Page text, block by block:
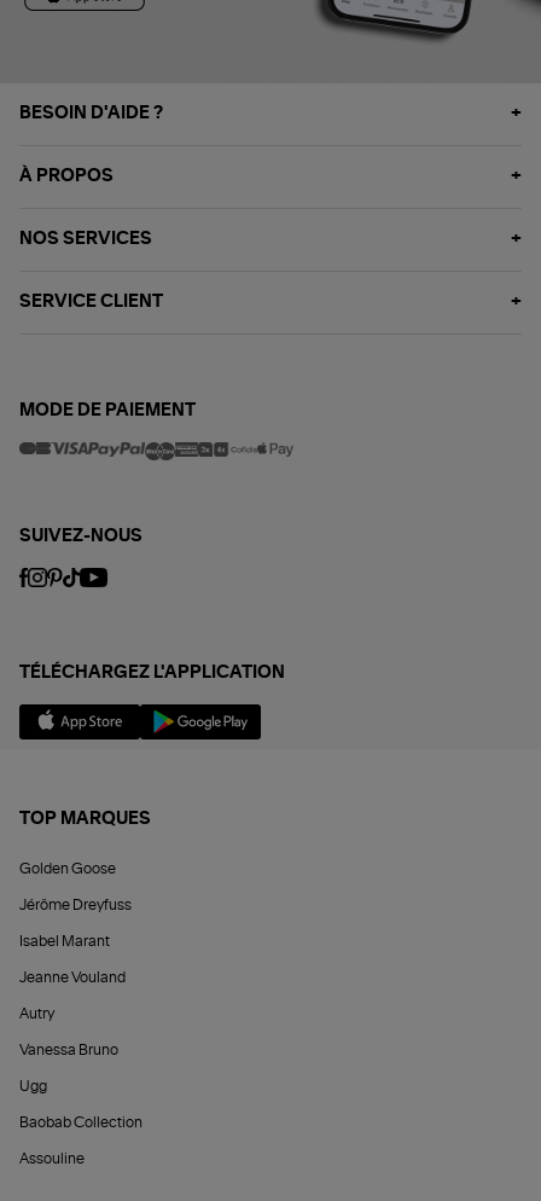
BESOIN D'AIDE ?
À PROPOS
NOS SERVICES
SERVICE CLIENT
MODE DE PAIEMENT
SUIVEZ-NOUS
TÉLÉCHARGEZ L'APPLICATION
TOP MARQUES
Golden Goose
Jérôme Dreyfuss
Isabel Marant
Jeanne Vouland
Autry
Vanessa Bruno
Ugg
Baobab Collection
Assouline